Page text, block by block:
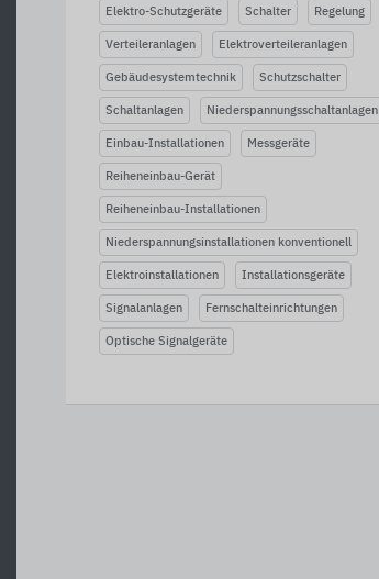
Elektro-Schutzgeräte Schalter Regelung
Verteileranlagen Elektroverteileranlagen
Gebäudesystemtechnik Schutzschalter
Schaltanlagen Niederspannungsschaltanlagen
Einbau-Installationen Messgeräte
Reiheneinbau-Gerät
Reiheneinbau-Installationen
Niederspannungsinstallationen konventionell
Elektroinstallationen Installationsgeräte
Signalanlagen Fernschalteinrichtungen
Optische Signalgeräte